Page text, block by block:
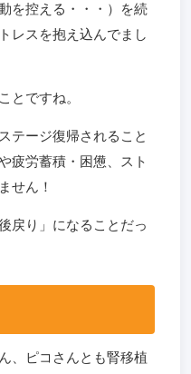
を控える・・・）を続
レスを抱え込んでまし
とですね。
テージ復帰されること
疲労蓄積・困憊、スト
せん！
戻り」になることだっ
、ピコさんとも腎移植